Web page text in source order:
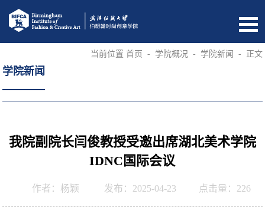
学院新闻
当前位置 首页 - 学院概况 - 学院新闻 - 正文
我院副院长闫俊教授受邀出席湖北美术学院
IDNC国际会议
作者：杨颖 发布：2025-04-23 点击量： 226